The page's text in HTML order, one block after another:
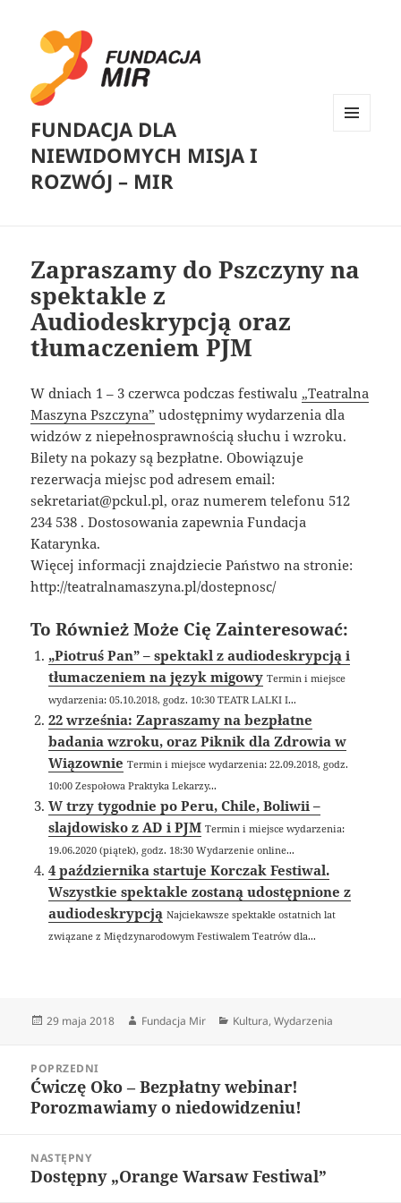
FUNDACJA DLA
NIEWIDOMYCH MISJA I
ROZWÓJ – MIR
Zapraszamy do Pszczyny na
spektakle z
Audiodeskrypcją oraz
tłumaczeniem PJM
W dniach 1 – 3 czerwca podczas festiwalu „Teatralna
Maszyna Pszczyna” udostępnimy wydarzenia dla
widzów z niepełnosprawnością słuchu i wzroku.
Bilety na pokazy są bezpłatne. Obowiązuje
rezerwacja miejsc pod adresem email:
sekretariat@pckul.pl, oraz numerem telefonu 512
234 538 . Dostosowania zapewnia Fundacja
Katarynka.
Więcej informacji znajdziecie Państwo na stronie:
http://teatralnamaszyna.pl/dostepnosc/
To Również Może Cię Zainteresować:
„Piotruś Pan” – spektakl z audiodeskrypcją i
tłumaczeniem na język migowy Termin i miejsce
wydarzenia: 05.10.2018, godz. 10:30 TEATR LALKI I...
22 września: Zapraszamy na bezpłatne
badania wzroku, oraz Piknik dla Zdrowia w
Wiązownie Termin i miejsce wydarzenia: 22.09.2018, godz.
10:00 Zespołowa Praktyka Lekarzy...
W trzy tygodnie po Peru, Chile, Boliwii –
slajdowisko z AD i PJM Termin i miejsce wydarzenia:
19.06.2020 (piątek), godz. 18:30 Wydarzenie online...
4 października startuje Korczak Festiwal.
Wszystkie spektakle zostaną udostępnione z
audiodeskrypcją Najciekawsze spektakle ostatnich lat
związane z Międzynarodowym Festiwalem Teatrów dla...
Data
29 maja 2018 Autor
Fundacja Mir Kategorie
Kultura,Wydarzenia
wpisuPOPRZEDNI
Poprzedni
wpis:
Ćwiczę Oko – Bezpłatny webinar!
Porozmawiamy o niedowidzeniu!
NASTĘPNY
Następny
Dostępny „Orange Warsaw Festiwal”